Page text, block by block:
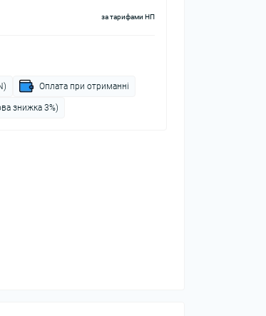
за тарифами НП
Оплата при отриманні
знижка 3%)